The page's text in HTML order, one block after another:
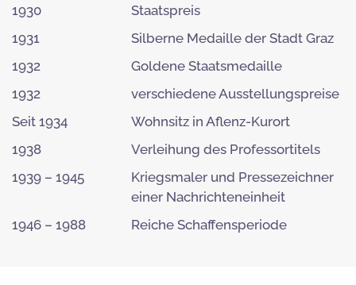
1930
Staatspreis
1931
Silberne Medaille der Stadt Graz
1932
Goldene Staatsmedaille
1932
verschiedene Ausstellungspreise
Seit 1934
Wohnsitz in Aflenz-Kurort
1938
Verleihung des Professortitels
1939 – 1945
Kriegsmaler und Pressezeichner
einer Nachrichteneinheit
1946 – 1988
Reiche Schaffensperiode